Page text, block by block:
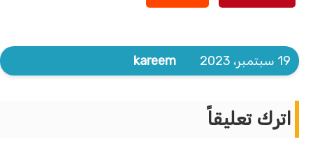
19 سبتمبر، 2023 kareem
اترك تعليقاً